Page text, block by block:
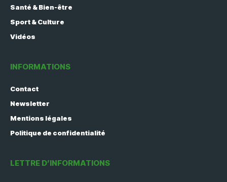
Santé & Bien-être
Sport & Culture
Vidéos
INFORMATIONS
Contact
Newsletter
Mentions légales
Politique de confidentialité
LETTRE D’INFORMATIONS